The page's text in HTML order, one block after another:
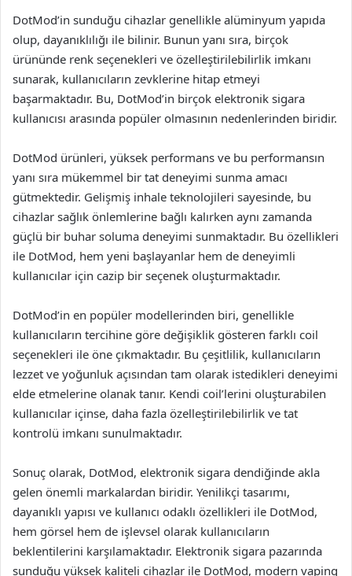
DotMod’in sunduğu cihazlar genellikle alüminyum yapıda
olup, dayanıklılığı ile bilinir. Bunun yanı sıra, birçok
ürününde renk seçenekleri ve özelleştirilebilirlik imkanı
sunarak, kullanıcıların zevklerine hitap etmeyi
başarmaktadır. Bu, DotMod’in birçok elektronik sigara
kullanıcısı arasında popüler olmasının nedenlerinden biridir.
DotMod ürünleri, yüksek performans ve bu performansın
yanı sıra mükemmel bir tat deneyimi sunma amacı
gütmektedir. Gelişmiş inhale teknolojileri sayesinde, bu
cihazlar sağlık önlemlerine bağlı kalırken aynı zamanda
güçlü bir buhar soluma deneyimi sunmaktadır. Bu özellikleri
ile DotMod, hem yeni başlayanlar hem de deneyimli
kullanıcılar için cazip bir seçenek oluşturmaktadır.
DotMod’in en popüler modellerinden biri, genellikle
kullanıcıların tercihine göre değişiklik gösteren farklı coil
seçenekleri ile öne çıkmaktadır. Bu çeşitlilik, kullanıcıların
lezzet ve yoğunluk açısından tam olarak istedikleri deneyimi
elde etmelerine olanak tanır. Kendi coil’lerini oluşturabilen
kullanıcılar içinse, daha fazla özelleştirilebilirlik ve tat
kontrolü imkanı sunulmaktadır.
Sonuç olarak, DotMod, elektronik sigara dendiğinde akla
gelen önemli markalardan biridir. Yenilikçi tasarımı,
dayanıklı yapısı ve kullanıcı odaklı özellikleri ile DotMod,
hem görsel hem de işlevsel olarak kullanıcıların
beklentilerini karşılamaktadır. Elektronik sigara pazarında
sunduğu yüksek kaliteli cihazlar ile DotMod, modern vaping